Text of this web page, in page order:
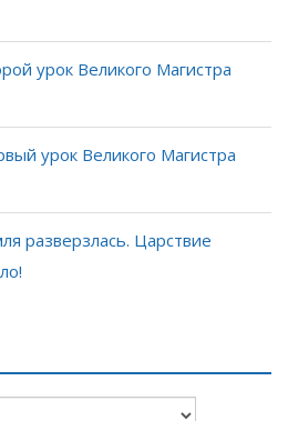
урок Великого Магистра
урок Великого Магистра
разверзлась. Царствие